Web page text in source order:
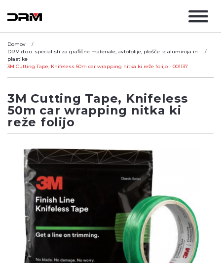
Domov
DRM d.o.o. specialisti za grafične materiale, avtofolije, plošče iz aluminija in
plastike
3M Cutting Tape, Knifeless 50m car wrapping nitka ki reže folijo - 001137
3M Cutting Tape, Knifeless
50m car wrapping nitka ki
reže folijo